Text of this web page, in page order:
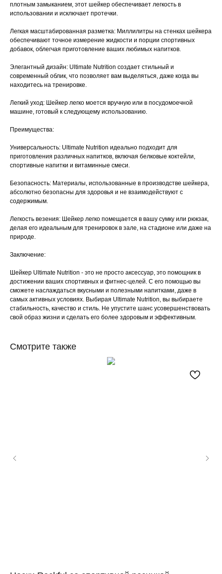
плотным замыканием, этот шейкер обеспечивает легкость в
использовании и исключает протечки.
Легкая масштабированная разметка: Миллилитры на стенках шейкера
обеспечивают точное измерение жидкости и порции спортивных
добавок, облегчая приготовление ваших любимых напитков.
Элегантный дизайн: Ultimate Nutrition создает стильный и
современный облик, что позволяет вам выделяться, даже когда вы
находитесь на тренировке.
Легкий уход: Шейкер легко моется вручную или в посудомоечной
машине, готовый к следующему использованию.
Преимущества:
Универсальность: Ultimate Nutrition идеально подходит для
приготовления различных напитков, включая белковые коктейли,
спортивные напитки и витаминные смеси.
Безопасность: Материалы, использованные в производстве шейкера,
абсолютно безопасны для здоровья и не взаимодействуют с
содержимым.
Легкость везения: Шейкер легко помещается в вашу сумку или рюкзак,
делая его идеальным для тренировок в зале, на стадионе или даже на
природе.
Заключение:
Шейкер Ultimate Nutrition - это не просто аксессуар, это помощник в
достижении ваших спортивных и фитнес-целей. С его помощью вы
сможете наслаждаться вкусными и полезными напитками, даже в
самых активных условиях. Выбирая Ultimate Nutrition, вы выбираете
стабильность, качество и стиль. Не упустите шанс усовершенствовать
свой образ жизни и сделать его более здоровым и эффективным.
Смотрите также